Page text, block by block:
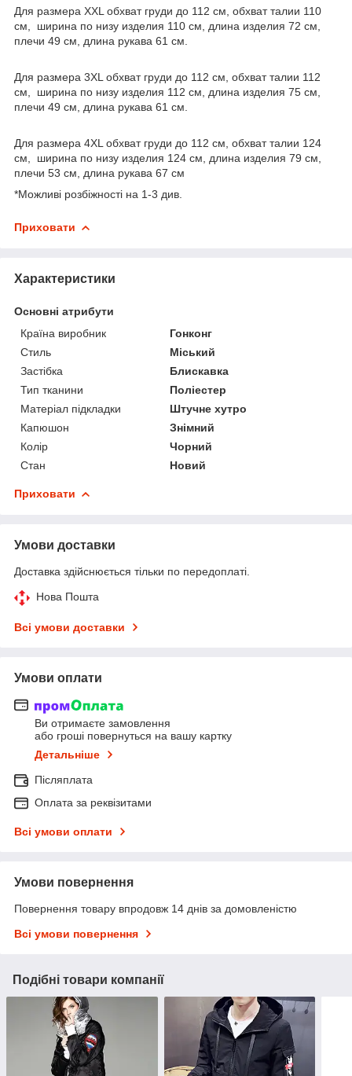
Для размера XХL обхват груди до 112 см, обхват талии 110
см, ширина по низу изделия 110 см, длина изделия 72 см,
плечи 49 см, длина рукава 61 см.
Для размера 3ХL обхват груди до 112 см, обхват талии 112
см, ширина по низу изделия 112 см, длина изделия 75 см,
плечи 49 см, длина рукава 61 см.
Для размера 4ХL обхват груди до 112 см, обхват талии 124
см, ширина по низу изделия 124 см, длина изделия 79 см,
плечи 53 см, длина рукава 67 см
*Можливі розбіжності на 1-3 див.
Приховати
Характеристики
Основні атрибути
Країна виробник
Гонконг
Стиль
Міський
Застібка
Блискавка
Тип тканини
Поліестер
Матеріал підкладки
Штучне хутро
Капюшон
Знімний
Колір
Чорний
Стан
Новий
Приховати
Умови доставки
Доставка здійснюється тільки по передоплаті.
Нова Пошта
Всі умови доставки
Умови оплати
Ви отримаєте замовлення
або гроші повернуться на вашу картку
Детальніше
Післяплата
Оплата за реквізитами
Всі умови оплати
Умови повернення
Повернення товару впродовж 14 днів за домовленістю
Всі умови повернення
Подібні товари компанії